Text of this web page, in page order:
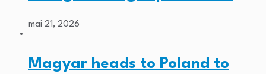
mai 21, 2026
Magyar heads to Poland to